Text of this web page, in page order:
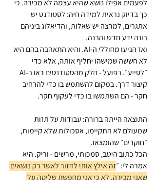
לפעמים אפילו נושא שהיא עצמה לא מכירה. כי
כך בדיוק נראית למידה חיה: לסטודנט יש
אתגרים, למרצה יש שאלות, והדיאלוג ביניהם
בונה ידע חדש והבנה.
ואז הגיעו מחוללי ה-AI. והיא התאהבה בהם היא
לא חששה שמישהו יחליף אותה, אלא כדי
קיצור דרך. במקום להשתמש בו כדי להרחיב
חקר - הם השתמשו בו כדי לעקוף חקר.
התוצאה הייתה ברורה: עבודות על תזות
שמעולם לא התקיימו, אסכולות שלא קיימות,
״חוקרים״ שהומצאו.
הכל כתוב היטב, סמכותי, מרשים - וריק. היא
אמרה לי:״זה אילץ אותי לחזור לאשר רק נושאים
שאני מכירה. לא כי אני מחפשת שליטה על